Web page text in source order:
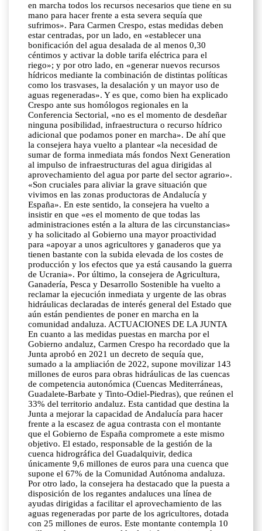
en marcha todos los recursos necesarios que tiene en su
mano para hacer frente a esta severa sequía que
sufrimos». Para Carmen Crespo, estas medidas deben
estar centradas, por un lado, en «establecer una
bonificación del agua desalada de al menos 0,30
céntimos y activar la doble tarifa eléctrica para el
riego»; y por otro lado, en «generar nuevos recursos
hídricos mediante la combinación de distintas políticas
como los trasvases, la desalación y un mayor uso de
aguas regeneradas». Y es que, como bien ha explicado
Crespo ante sus homólogos regionales en la
Conferencia Sectorial, «no es el momento de desdeñar
ninguna posibilidad, infraestructura o recurso hídrico
adicional que podamos poner en marcha». De ahí que
la consejera haya vuelto a plantear «la necesidad de
sumar de forma inmediata más fondos Next Generation
al impulso de infraestructuras del agua dirigidas al
aprovechamiento del agua por parte del sector agrario».
«Son cruciales para aliviar la grave situación que
vivimos en las zonas productoras de Andalucía y
España». En este sentido, la consejera ha vuelto a
insistir en que «es el momento de que todas las
administraciones estén a la altura de las circunstancias»
y ha solicitado al Gobierno una mayor proactividad
para «apoyar a unos agricultores y ganaderos que ya
tienen bastante con la subida elevada de los costes de
producción y los efectos que ya está causando la guerra
de Ucrania». Por último, la consejera de Agricultura,
Ganadería, Pesca y Desarrollo Sostenible ha vuelto a
reclamar la ejecución inmediata y urgente de las obras
hidráulicas declaradas de interés general del Estado que
aún están pendientes de poner en marcha en la
comunidad andaluza. ACTUACIONES DE LA JUNTA
En cuanto a las medidas puestas en marcha por el
Gobierno andaluz, Carmen Crespo ha recordado que la
Junta aprobó en 2021 un decreto de sequía que,
sumado a la ampliación de 2022, supone movilizar 143
millones de euros para obras hidráulicas de las cuencas
de competencia autonómica (Cuencas Mediterráneas,
Guadalete-Barbate y Tinto-Odiel-Piedras), que reúnen el
33% del territorio andaluz. Esta cantidad que destina la
Junta a mejorar la capacidad de Andalucía para hacer
frente a la escasez de agua contrasta con el montante
que el Gobierno de España compromete a este mismo
objetivo. El estado, responsable de la gestión de la
cuenca hidrográfica del Guadalquivir, dedica
únicamente 9,6 millones de euros para una cuenca que
supone el 67% de la Comunidad Autónoma andaluza.
Por otro lado, la consejera ha destacado que la puesta a
disposición de los regantes andaluces una línea de
ayudas dirigidas a facilitar el aprovechamiento de las
aguas regeneradas por parte de los agricultores, dotada
con 25 millones de euros. Este montante contempla 10